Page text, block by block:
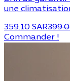
une
359.10 SAR
Commander !